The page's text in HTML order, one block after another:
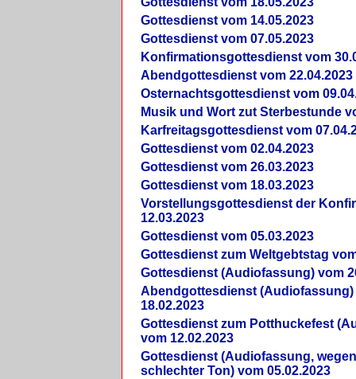
Gottesdienst vom 14.05.2023
Gottesdienst vom 07.05.2023
Konfirmationsgottesdienst vom
Abendgottesdienst vom 22.04.2023
Osternachtsgottesdienst vom
Musik und Wort zut Sterbestunde
Karfreitagsgottesdienst vom
Gottesdienst vom 02.04.2023
Gottesdienst vom 26.03.2023
Gottesdienst vom 18.03.2023
Vorstellungsgottesdienst der
12.03.2023
Gottesdienst vom 05.03.2023
Gottesdienst zum Weltgebtstag
Gottesdienst (Audiofassung) vom
Abendgottesdienst (Audiofassung)
18.02.2023
Gottesdienst zum Potthuckefest
vom 12.02.2023
Gottesdienst (Audiofassung,
schlechter Ton) vom 05.02.2023